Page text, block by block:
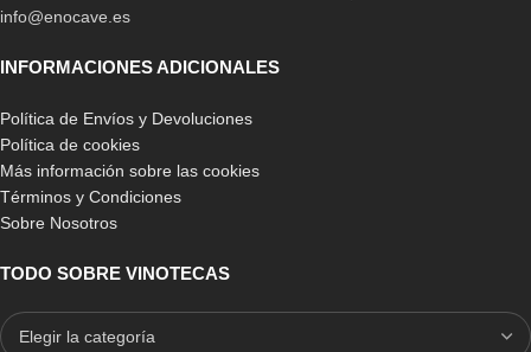
info@enocave.es
INFORMACIONES ADICIONALES
Política de Envíos y Devoluciones
Política de cookies
Más información sobre las cookies
Términos y Condiciones
Sobre Nosotros
TODO SOBRE VINOTECAS